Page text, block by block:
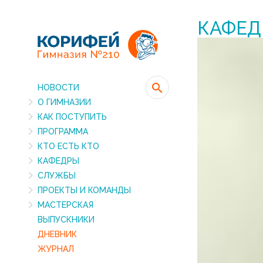
НОВОСТИ
О ГИМНАЗИИ
КАК ПОСТУПИТЬ
ПРОГРАММА
КТО ЕСТЬ КТО
КАФЕДРЫ
СЛУЖБЫ
ПРОЕКТЫ И КОМАНДЫ
МАСТЕРСКАЯ
ВЫПУСКНИКИ
ДНЕВНИК
ЖУРНАЛ